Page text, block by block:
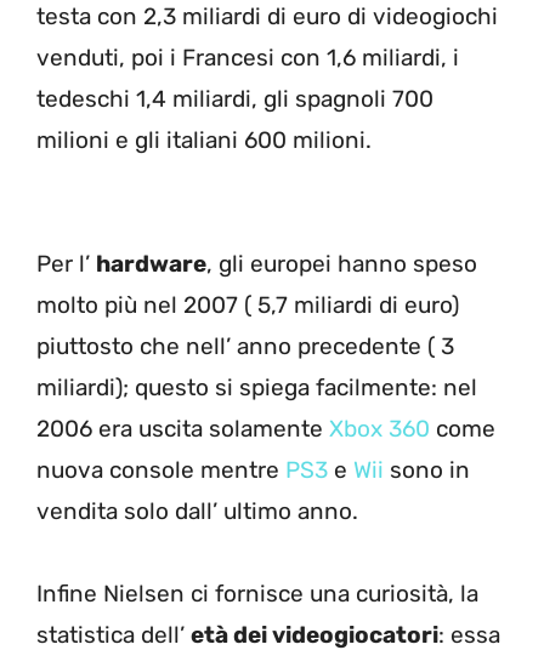
testa con 2,3 miliardi di euro di videogiochi
venduti, poi i Francesi con 1,6 miliardi, i
tedeschi 1,4 miliardi, gli spagnoli 700
milioni e gli italiani 600 milioni.
Per l’ hardware, gli europei hanno speso
molto più nel 2007 ( 5,7 miliardi di euro)
piuttosto che nell’ anno precedente ( 3
miliardi); questo si spiega facilmente: nel
2006 era uscita solamente Xbox 360 come
nuova console mentre PS3 e Wii sono in
vendita solo dall’ ultimo anno.
Infine Nielsen ci fornisce una curiosità, la
statistica dell’ età dei videogiocatori: essa